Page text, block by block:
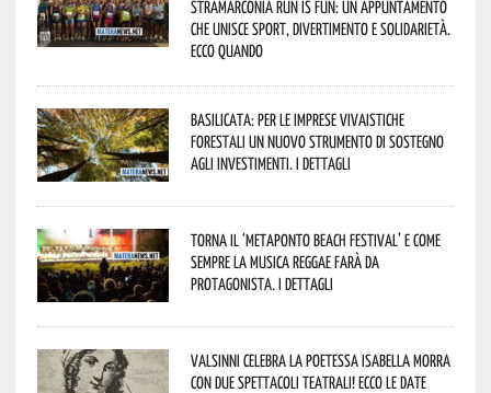
StraMarconia Run is Fun: un appuntamento
che unisce sport, divertimento e solidarietà.
Ecco quando
Basilicata: per le imprese vivaistiche
forestali un nuovo strumento di sostegno
agli investimenti. I dettagli
Torna il ‘Metaponto beach festival’ e come
sempre la musica reggae farà da
protagonista. I dettagli
Valsinni celebra la poetessa Isabella Morra
con due spettacoli teatrali! Ecco le date